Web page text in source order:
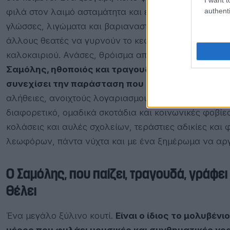
φιλά στον λαιμό ασταμάτητα και εγώ ψάχνω να
γλώσσες, λιγώματα και βαριαναστεναγμούς. Κάπου
άλλους θεατές να γυρνούν το κεφάλι, ψάχνοντας
καλοκαιριού. Ανάσες, θρόισμα από βεντάλιες, λίγα
Σαμόλης, ηθοποιός και τραγουδιστής,
συνεχίσει την παράσταση που από στόμα σε
αλήθειες, ανοιχτούς λογαριασμούς, συλλογικά
διαφορετικό, ομαδικά σκοτάδια και κοινωνικές
κολάσεις και αυλές σχολείων, τεράστιες αδικίες
λεωφόρων, πάντα νύχτα και με ένα ξημέρωμα να
Ο Σαμόλης, που παίζει, τραγουδά, γράφει
θέλει
Ένα μεγάλο ξύλινο κουτί. Είναι ο ίδιος το